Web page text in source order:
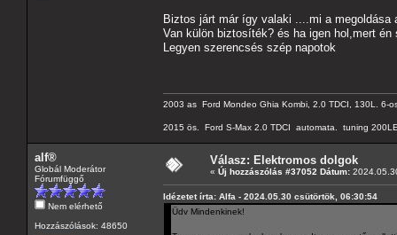
Biztos járt már így valaki ....mi a
Van külön biztosíték? és ha igen hol,mert én
Legyen szerencsés szép napotok
2003 as Ford Mondeo Ghia Kombi, 2.0 TDCI, 130L. 6-
2015 ös. Ford S-Max 2.0 TDCI automata. tuning
alf®
Globál Moderátor
Fórumfüggő
Nem elérhető
Hozzászólások: 48650
Válasz: Elektromos dolgok
« Új hozzászólás #37052 Dátum:
Idézetet írta: Alfa - 2024.05.30 csütörtök, 06:30:54
Üdv Mindenkinek!